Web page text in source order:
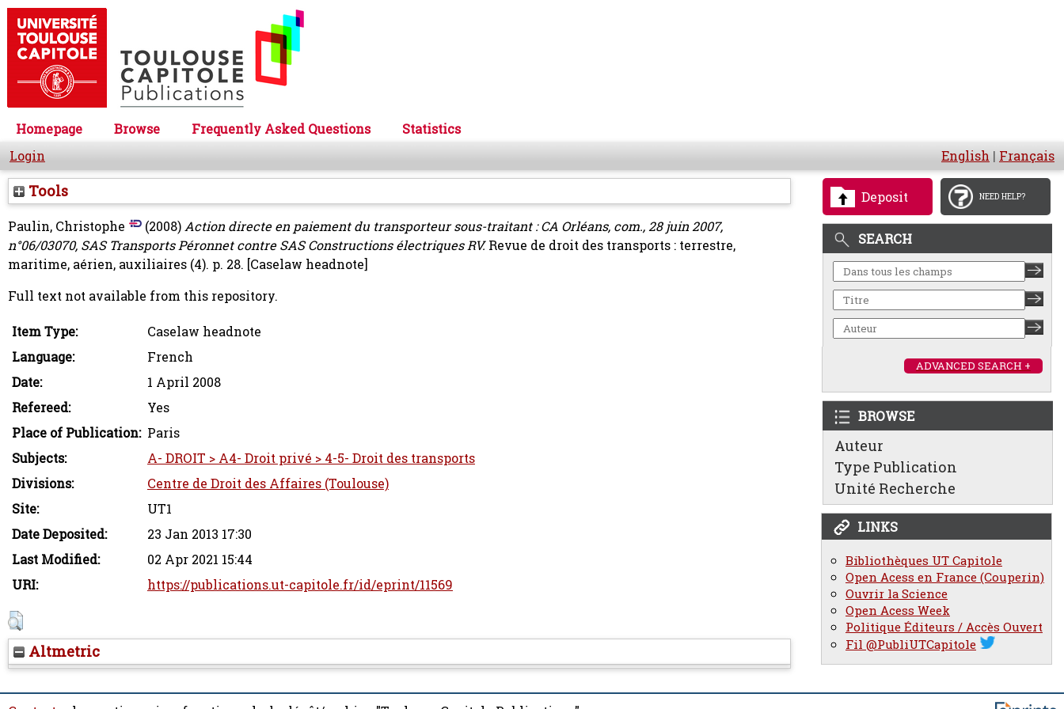
Homepage Browse Frequently Asked Questions
Statistics
Login
English | Français
Deposit NEED HELP?
SEARCH
ADVANCED SEARCH +
BROWSE
Auteur
Type Publication
Unité Recherche
LINKS
Bibliothèques UT Capitole
Open Acess en France (Couperin)
Ouvrir la Science
Open Acess Week
Politique Éditeurs / Accès Ouvert
Fil @PubliUTCapitole
Tools
Paulin, Christophe (2008)Action directe en paiement du transporteur sous-traitant : CA Orléans, com., 28 juin 2007,
n°06/03070, SAS Transports Péronnet contre SAS Constructions électriques RV. Revue de droit des transports : terrestre,
maritime, aérien, auxiliaires (4). p. 28. [Caselaw headnote]
Full text not available from this repository.
Item Type:
Caselaw headnote
Language:
French
Date:
1 April 2008
Refereed:
Yes
Place of Publication: Paris
Subjects:
A- DROIT > A4- Droit privé > 4-5- Droit des transports
Divisions:
Centre de Droit des Affaires (Toulouse)
Site:
UT1
Date Deposited:
23 Jan 2013 17:30
Last Modified:
02 Apr 2021 15:44
URI:
https://publications.ut-capitole.fr/id/eprint/11569
Altmetric